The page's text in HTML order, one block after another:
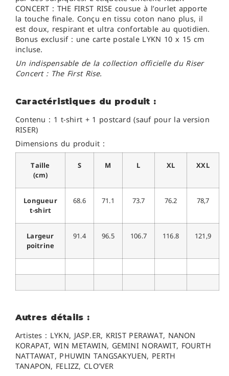
CONCERT : THE FIRST RISE cousue à l’ourlet apporte
la touche finale. Conçu en tissu coton nano plus, il
est doux, respirant et ultra confortable au quotidien.
Bonus exclusif : une carte postale LYKN 10 x 15 cm
incluse.
Un indispensable de la collection officielle du Riser
Concert : The First Rise.
Caractéristiques du produit :
Contenu : 1 t-shirt + 1 postcard (sauf pour la version
RISER)
Dimensions du produit :
Taille
(cm)
S M L XL XXL
Longueur
t-shirt
68.6 71.1 73.7 76.2 78,7
Largeur
poitrine
91.4 96.5 106.7 116.8 121,9
Autres détails :
Artistes : LYKN, JASP.ER, KRIST PERAWAT, NANON
KORAPAT, WIN METAWIN, GEMINI NORAWIT, FOURTH
NATTAWAT, PHUWIN TANGSAKYUEN, PERTH
TANAPON, FELIZZ, CLO’VER